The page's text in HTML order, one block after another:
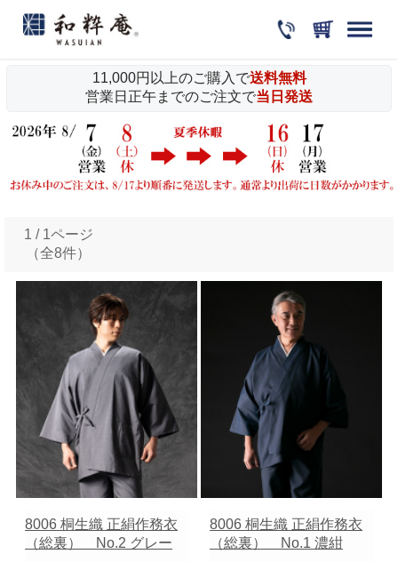
11,000円以上のご購入で送料無料
営業日正午までのご注文で当日発送
1 / 1ページ
（全8件）
8006 桐生織 正絹作務衣
（総裏） No.2 グレー
8006 桐生織 正絹作務衣
（総裏） No.1 濃紺